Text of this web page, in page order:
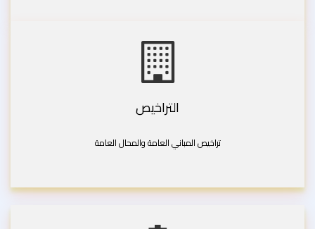
التراخيص
تراخيص المباني العامة والمحال العامة